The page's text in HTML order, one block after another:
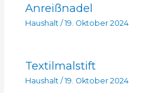
Anreißnadel
Haushalt/ 19. Oktober 2024
Textilmalstift
Haushalt/ 19. Oktober 2024